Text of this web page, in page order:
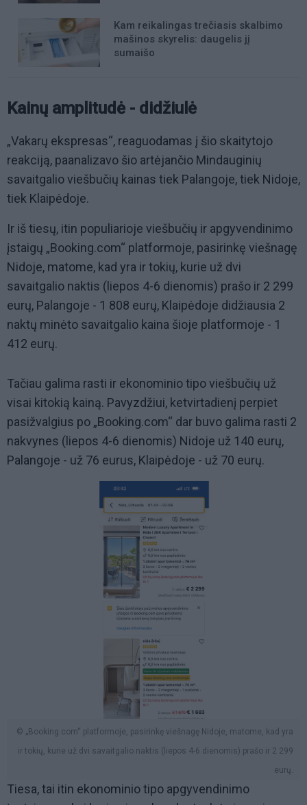
Kam reikalingas trečiasis skalbimo
mašinos skyrelis: daugelis jį
sumaišo
Kainų amplitudė - didžiulė
„Vakarų ekspresas“, reaguodamas į šio skaitytojo
reakciją, paanalizavo šio artėjančio Mindauginių
savaitgalio viešbučių kainas tiek Palangoje, tiek Nidoje,
tiek Klaipėdoje.
Ir iš tiesų, itin populiarioje viešbučių ir apgyvendinimo
įstaigų „Booking.com“ platformoje, pasirinkę viešnagę
Nidoje, matome, kad yra ir tokių, kurie už dvi
savaitgalio naktis (liepos 4-6 dienomis) prašo ir 2 299
eurų, Palangoje - 1 808 eurų, Klaipėdoje didžiausia 2
naktų minėto savaitgalio kaina šioje platformoje - 1
412 eurų.
Tačiau galima rasti ir ekonominio tipo viešbučių už
visai kitokią kainą. Pavyzdžiui, ketvirtadienį perpiet
pasižvalgius po „Booking.com“ dar buvo galima rasti 2
nakvynes (liepos 4-6 dienomis) Nidoje už 140 eurų,
Palangoje - už 76 eurus, Klaipėdoje - už 70 eurų.
© „Booking.com“ platformoje, pasirinkę viešnagę Nidoje, matome, kad yra
ir tokių, kurie už dvi savaitgalio naktis (liepos 4-6 dienomis) prašo ir 2 299
eurų.
Tiesa, tai itin ekonominio tipo apgyvendinimo